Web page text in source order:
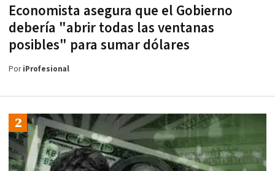
Economista asegura que el Gobierno
debería "abrir todas las ventanas
posibles" para sumar dólares
PoriProfesional